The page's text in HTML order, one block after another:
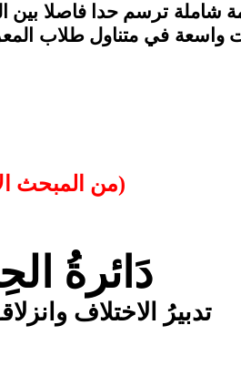
شاملة ترسم حدا فاصلا
واسعة في متناول طلاب
(من المبحث
د ائرة
تدبير الاختلاف